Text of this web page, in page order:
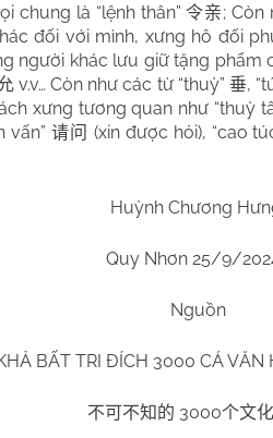
chung là “lệnh thân”令亲; Còn
đối với mình, xưng hô đối
người khác lưu giữ tặng phẩm
v.v… Còn như các từ “thuỳ” 垂,
xưng tương quan như “thuỳ
vấn” 请问 (xin được hỏi), “cao
Huỳnh Chương
Quy Nhơn 25/9/
Nguồn
BẤT TRI ĐÍCH 3000 CÁ VĂN
不可不知的 3000个文